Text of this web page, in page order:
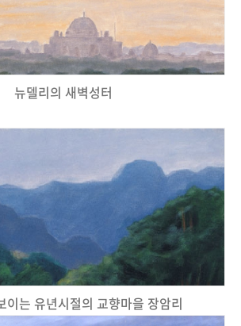
뉴델리의 새벽성터
이는 유년시절의 교향마을 장암리